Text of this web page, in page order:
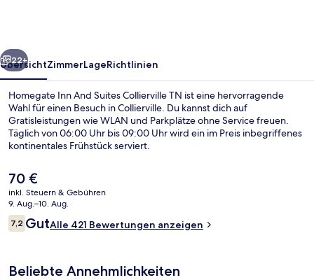
Weiter
22+
ÜbersichtZimmerLageRichtlinien
Homegate Inn And Suites Collierville TN ist eine hervorragende
Wahl für einen Besuch in Collierville. Du kannst dich auf
Gratisleistungen wie WLAN und Parkplätze ohne Service freuen.
Täglich von 06:00 Uhr bis 09:00 Uhr wird ein im Preis inbegriffenes
kontinentales Frühstück serviert.
Der
aktuelle
Preis
beträgt
70 €.
70 €
inkl. Steuern & Gebühren
9. Aug.–10. Aug.
Bewertungen
7,27,2 von 10.
GutAlle 421 Bewertungen anzeigen
Beliebte Annehmlichkeiten